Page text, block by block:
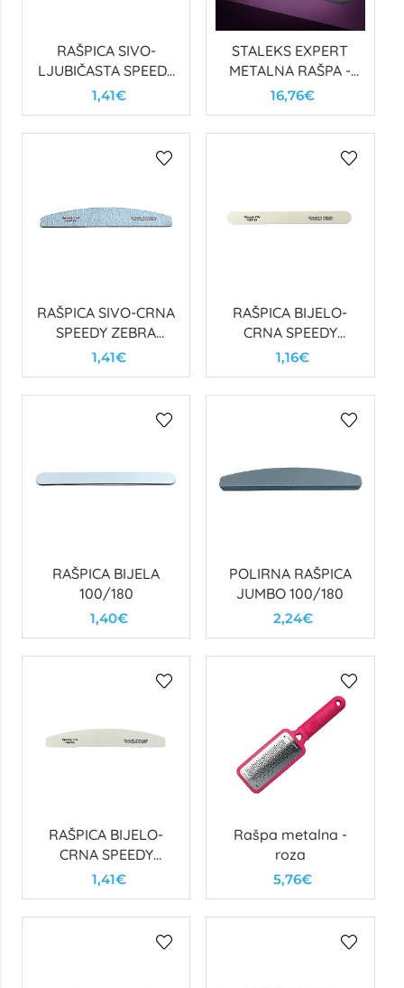
RAŠPICA SIVO-
LJUBIČASTA SPEEDY
ZEBRA 150/150
POLUMJESEC
1,41€
STALEKS EXPERT
METALNA RAŠPA -
BAZA
16,76€
RAŠPICA SIVO-CRNA
SPEEDY ZEBRA
100/180
1,41€
RAŠPICA BIJELO-
CRNA SPEEDY
100/180
1,16€
RAŠPICA BIJELA
100/180
1,40€
POLIRNA RAŠPICA
JUMBO 100/180
2,24€
RAŠPICA BIJELO-
CRNA SPEEDY
100/180
POLUMJESEC
1,41€
Rašpa metalna -
roza
5,76€